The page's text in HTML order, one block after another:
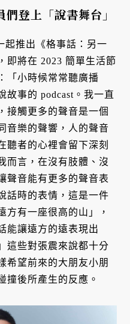
登上「說書舞台」
起推出《格事話：另一
即將在 2023 簡單生活節
「小時候常常聽廣播
故事的 podcast。我一直
接觸更多的聲音是一個
音樂的聲響，人的聲音
聽者的心裡會留下深刻
而言，在沒有肢體、沒
聲音能有更多的聲音表
話時的表情，這是一件
方有一座很高的山」，
能讓遠方的遠表現出
這些對張震來說都十分
希望前來的大朋友小朋
撞後所產生的反應。